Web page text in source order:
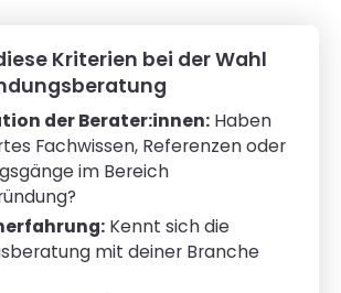
Kriterien bei der Wahl
der Berater:innen:Haben
Fachwissen, Referenzen oder
im Bereich
Kennt sich die
mit deiner Branche